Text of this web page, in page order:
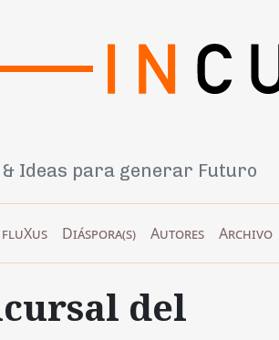
Ideas para generar Futuro
fluXus Diáspora(s) Autores Archivo
del